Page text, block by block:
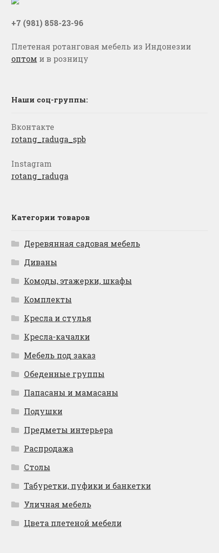
+7 (981) 858-23-96
Плетеная ротанговая мебель из Индонезии
оптом и в розницу
Наши соц-группы:
Вконтакте
rotang_raduga_spb
Instagram
rotang_raduga
Категории товаров
Деревянная садовая мебель
Диваны
Комоды, этажерки, шкафы
Комплекты
Кресла и стулья
Кресла-качалки
Мебель под заказ
Обеденные группы
Папасаны и мамасаны
Подушки
Предметы интерьера
Распродажа
Столы
Табуретки, пуфики и банкетки
Уличная мебель
Цвета плетеной мебели